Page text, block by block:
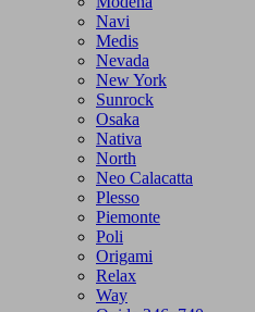
Navi
Medis
Nevada
New York
Sunrock
Osaka
Nativa
North
Neo Calacatta
Plesso
Piemonte
Poli
Origami
Relax
Way